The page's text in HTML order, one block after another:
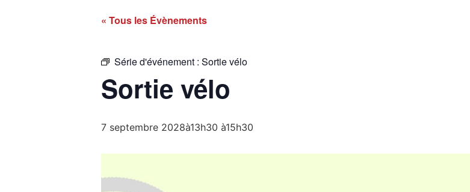
« Tous les Évènements
Série d'événement : Sortie vélo
Sortie vélo
7 septembre 2028à13h30 à15h30